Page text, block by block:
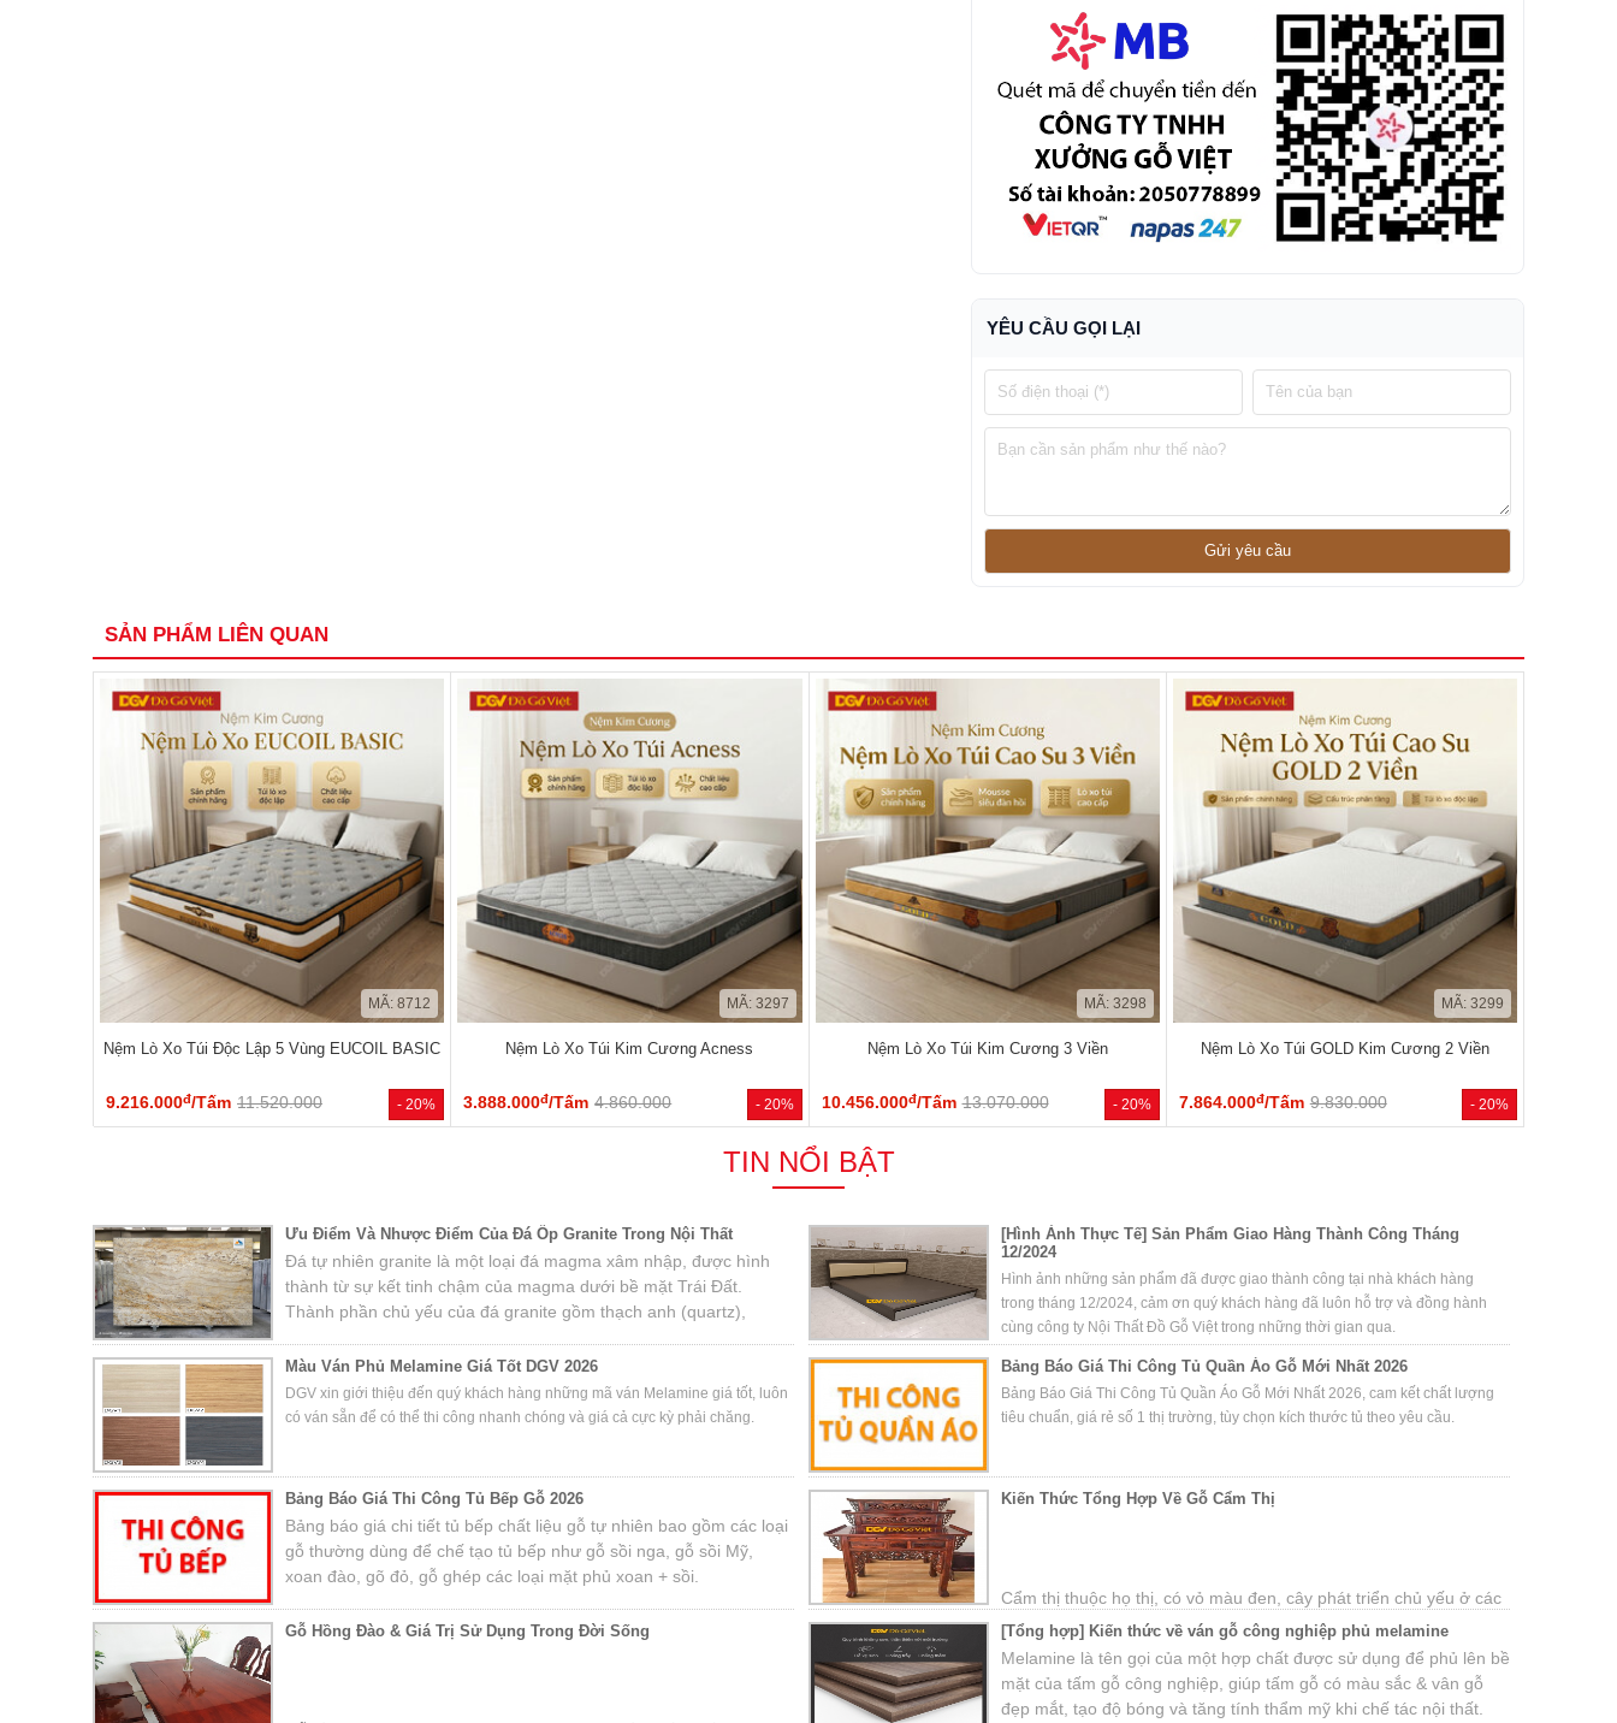
YÊU CẦU GỌI LẠI
SẢN PHẨM LIÊN QUAN
- 20%
MÃ: 8712
Nệm Lò Xo Túi Độc Lập 5 Vùng EUCOIL BASIC
9.216.000đ/Tấm 11.520.000 - 20%
MÃ: 3297
Nệm Lò Xo Túi Kim Cương Acness
3.888.000đ/Tấm 4.860.000 - 20%
MÃ: 3298
Nệm Lò Xo Túi Kim Cương 3 Viền
10.456.000đ/Tấm 13.070.000 - 20%
MÃ: 3299
Nệm Lò Xo Túi GOLD Kim Cương 2 Viền
7.864.000đ/Tấm 9.830.000
TIN NỔI BẬT
Ưu Điểm Và Nhược Điểm Của Đá Ốp Granite Trong Nội Thất
Đá tự nhiên granite là một loại đá magma xâm nhập, được hình
thành từ sự kết tinh chậm của magma dưới bề mặt Trái Đất.
Thành phần chủ yếu của đá granite gồm thạch anh (quartz),
[Hình Ảnh Thực Tế] Sản Phẩm Giao Hàng Thành Công Tháng
12/2024
Hình ảnh những sản phẩm đã được giao thành công tại nhà khách hàng
trong tháng 12/2024, cảm ơn quý khách hàng đã luôn hỗ trợ và đồng hành
cùng công ty Nội Thất Đồ Gỗ Việt trong những thời gian qua.
Màu Ván Phủ Melamine Giá Tốt DGV 2026
DGV xin giới thiệu đến quý khách hàng những mã ván Melamine giá tốt, luôn
có ván sẵn để có thể thi công nhanh chóng và giá cả cực kỳ phải chăng.
Bảng Báo Giá Thi Công Tủ Quần Áo Gỗ Mới Nhất 2026
Bảng Báo Giá Thi Công Tủ Quần Áo Gỗ Mới Nhất 2026, cam kết chất lượng
tiêu chuẩn, giá rẻ số 1 thị trường, tùy chọn kích thước tủ theo yêu cầu.
Bảng Báo Giá Thi Công Tủ Bếp Gỗ 2026
Bảng báo giá chi tiết tủ bếp chất liệu gỗ tự nhiên bao gồm các loại
gỗ thường dùng để chế tạo tủ bếp như gỗ sồi nga, gỗ sồi Mỹ,
xoan đào, gõ đỏ, gỗ ghép các loại mặt phủ xoan + sồi.
Kiến Thức Tổng Hợp Về Gỗ Cẩm Thị
Cẩm thị thuộc họ thị, có vỏ màu đen, cây phát triển chủ yếu ở các
nước Đông Nam Á như Việt Nam, Lào, Campuchia… Ở Việt Nam,
vùng nhiều cẩm thị nhất là Phan Rang, Khánh Hòa và các tỉnh Tây
Nguyên. Trong đó, Phan Rang là nơi có gỗ cẩm thị được đánh giá
cao trong làng điêu khắc đồ gỗ mỹ nghệ.
Gỗ Hồng Đào & Giá Trị Sử Dụng Trong Đời Sống [Tổng hợp] Kiến thức về ván gỗ công nghiệp phủ melamine
Melamine là tên gọi của một hợp chất được sử dụng để phủ lên bề
mặt của tấm gỗ công nghiệp, giúp tấm gỗ có màu sắc & vân gỗ
đẹp mắt, tạo độ bóng và tăng tính thẩm mỹ khi chế tác nội thất.